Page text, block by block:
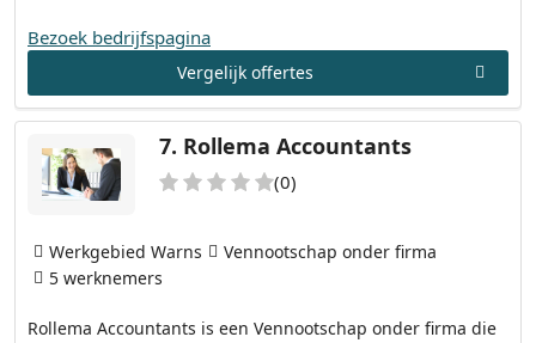
Bezoek bedrijfspagina
Vergelijk offertes
7. Rollema Accountants
(0)
Rollema Accountants is een Vennootschap onder firma die
Werkgebied Warns
Vennootschap onder firma
5 werknemers